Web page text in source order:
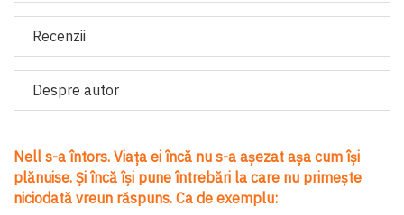
Recenzii
Despre autor
Nell s-a întors. Viața ei încă nu s-a așezat așa cum își
plănuise. Și încă își pune întrebări la care nu primește
niciodată vreun răspuns. Ca de exemplu: